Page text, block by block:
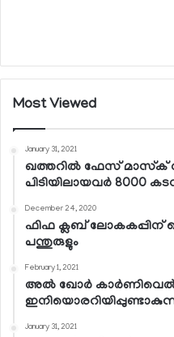
Most Viewed
January 31, 2021
ഖത്തറില്‍ ഫേസ് മാസ്‌ക്
പിടിയിലായവര്‍ 8000
December 24, 2020
ഫിഫ ക്ലബ് ലോകകപ്പിന്
പന്തുരുളും
February 1, 2021
അല്‍ ഖോര്‍
January 31, 2021